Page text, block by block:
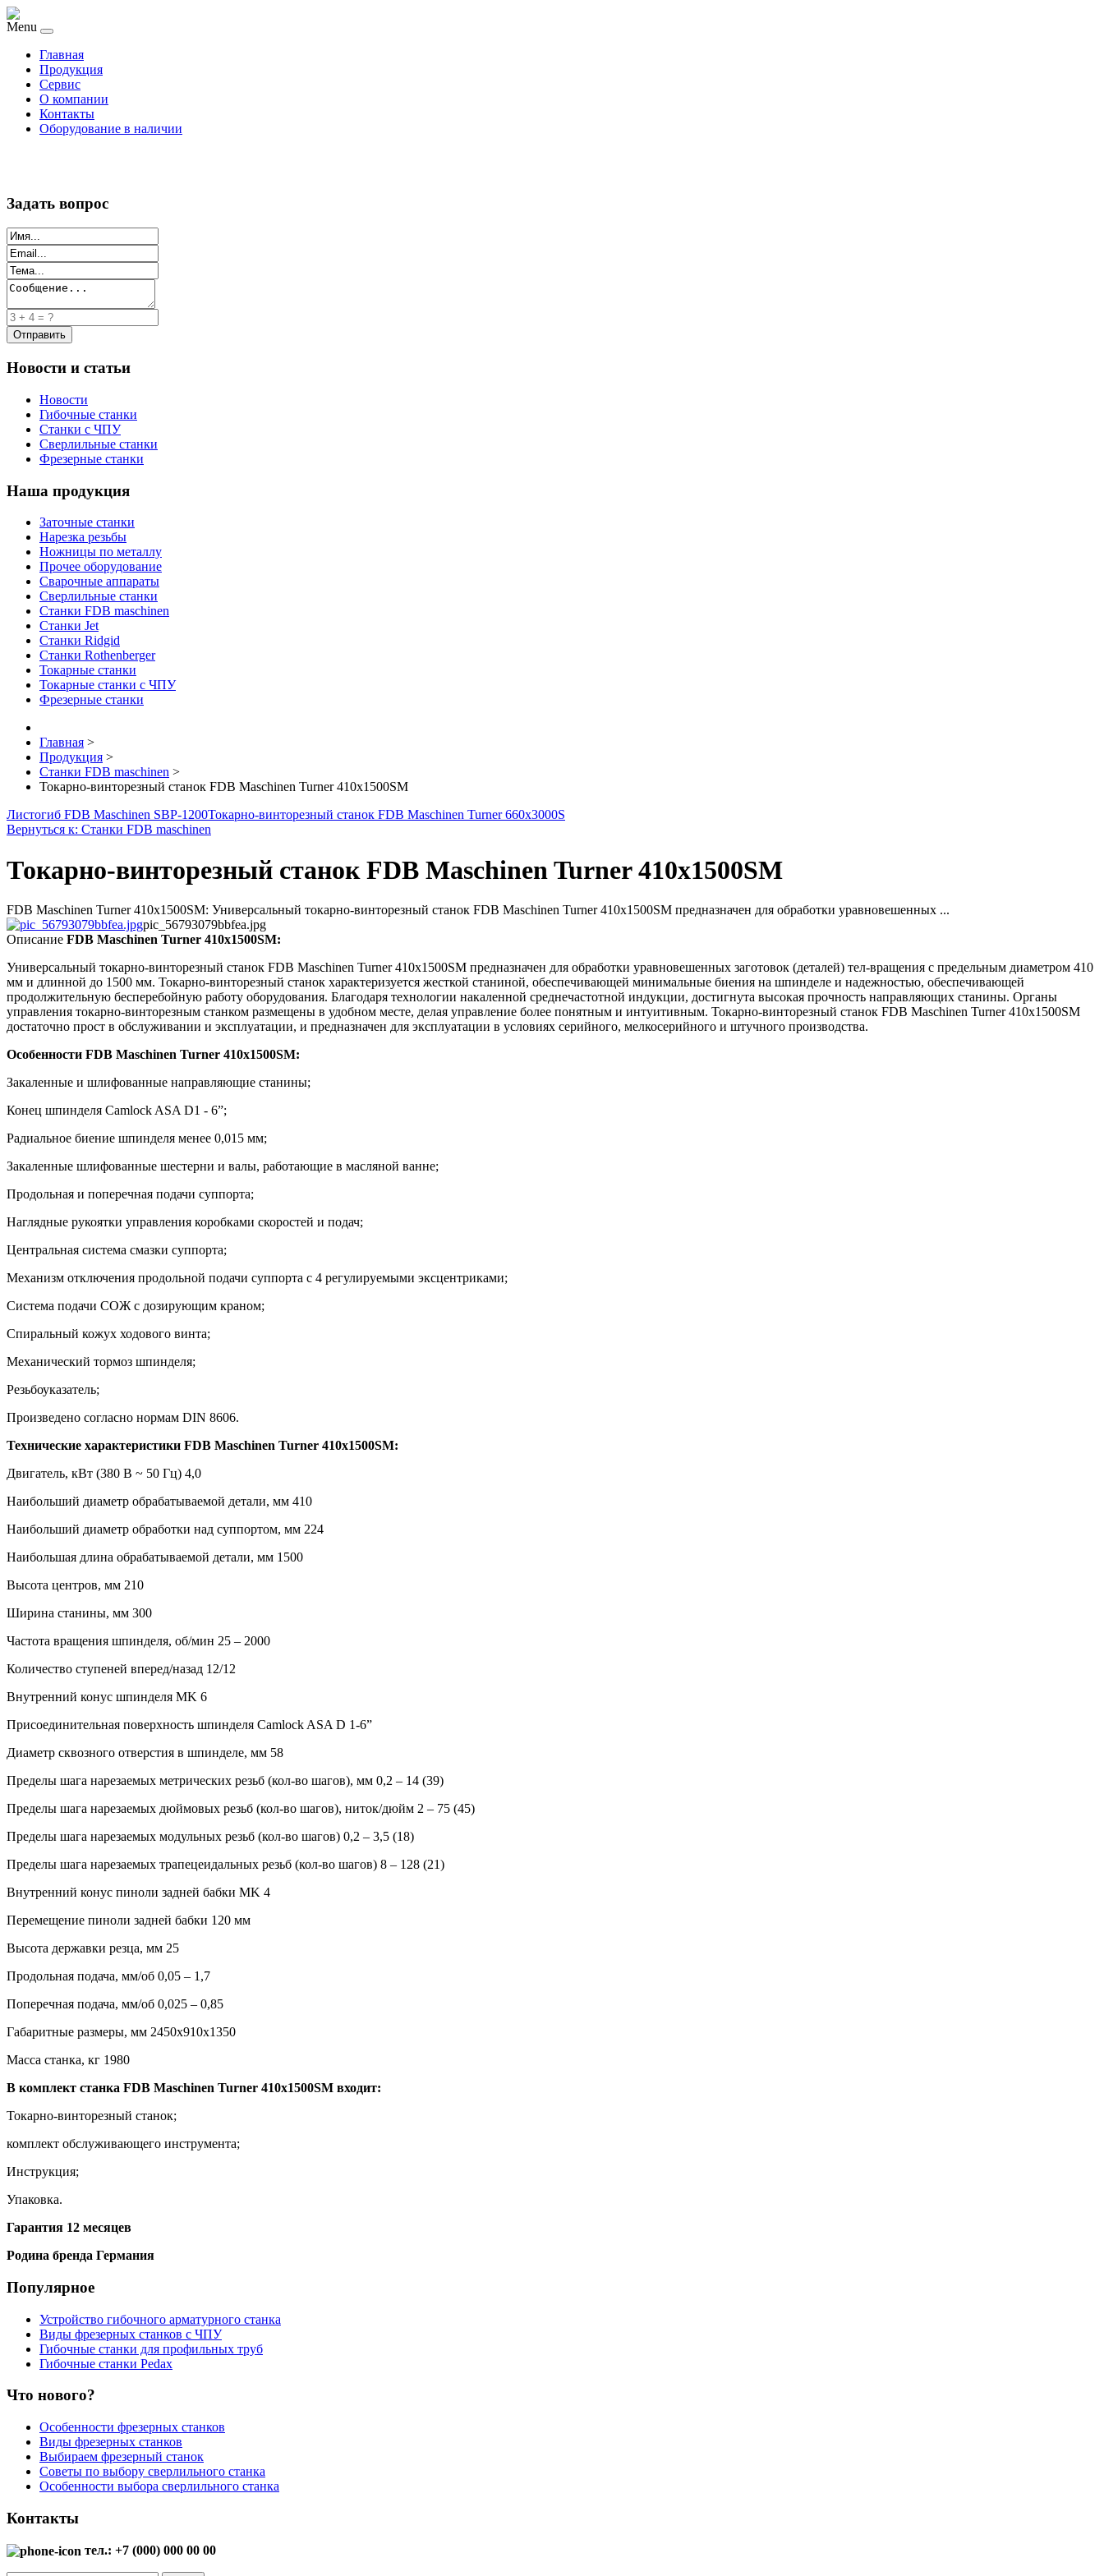
Menu
Главная
Продукция
Сервис
О компании
Контакты
Оборудование в наличии
Задать вопрос
Новости и статьи
Новости
Гибочные станки
Станки с ЧПУ
Сверлильные станки
Фрезерные станки
Наша продукция
Заточные станки
Нарезка резьбы
Ножницы по металлу
Прочее оборудование
Сварочные аппараты
Сверлильные станки
Станки FDB maschinen
Станки Jet
Станки Ridgid
Станки Rothenberger
Токарные станки
Токарные станки с ЧПУ
Фрезерные станки
Главная >
Продукция >
Станки FDB maschinen >
Токарно-винторезный станок FDB Maschinen Turner 410x1500SM
Листогиб FDB Maschinen SBP-1200Токарно-винторезный станок FDB Maschinen Turner 660x3000S
Вернуться к: Станки FDB maschinen
Токарно-винторезный станок FDB Maschinen Turner 410x1500SM
FDB Maschinen Turner 410x1500SM: Универсальный токарно-винторезный станок FDB Maschinen Turner 410x1500SM предназначен для обработки уравновешенных ...
pic_56793079bbfea.jpg
Описание FDB Maschinen Turner 410x1500SM:
Универсальный токарно-винторезный станок FDB Maschinen Turner 410x1500SM предназначен для обработки уравновешенных заготовок (деталей) тел-вращения с предельным диаметром 410
мм и длинной до 1500 мм. Токарно-винторезный станок характеризуется жесткой станиной, обеспечивающей минимальные биения на шпинделе и надежностью, обеспечивающей
продолжительную бесперебойную работу оборудования. Благодаря технологии накаленной среднечастотной индукции, достигнута высокая прочность направляющих станины. Органы
управления токарно-винторезным станком размещены в удобном месте, делая управление более понятным и интуитивным. Токарно-винторезный станок FDB Maschinen Turner 410x1500SM
достаточно прост в обслуживании и эксплуатации, и предназначен для эксплуатации в условиях серийного, мелкосерийного и штучного производства.
Особенности FDB Maschinen Turner 410x1500SM:
Закаленные и шлифованные направляющие станины;
Конец шпинделя Camlock ASA D1 - 6”;
Радиальное биение шпинделя менее 0,015 мм;
Закаленные шлифованные шестерни и валы, работающие в масляной ванне;
Продольная и поперечная подачи суппорта;
Наглядные рукоятки управления коробками скоростей и подач;
Центральная система смазки суппорта;
Механизм отключения продольной подачи суппорта с 4 регулируемыми эксцентриками;
Система подачи СОЖ с дозирующим краном;
Спиральный кожух ходового винта;
Механический тормоз шпинделя;
Резьбоуказатель;
Произведено согласно нормам DIN 8606.
Технические характеристики FDB Maschinen Turner 410x1500SM:
Двигатель, кВт (380 В ~ 50 Гц) 4,0
Наибольший диаметр обрабатываемой детали, мм 410
Наибольший диаметр обработки над суппортом, мм 224
Наибольшая длина обрабатываемой детали, мм 1500
Высота центров, мм 210
Ширина станины, мм 300
Частота вращения шпинделя, об/мин 25 – 2000
Количество ступеней вперед/назад 12/12
Внутренний конус шпинделя МK 6
Присоединительная поверхность шпинделя Camlock ASA D 1-6”
Диаметр сквозного отверстия в шпинделе, мм 58
Пределы шага нарезаемых метрических резьб (кол-во шагов), мм 0,2 – 14 (39)
Пределы шага нарезаемых дюймовых резьб (кол-во шагов), ниток/дюйм 2 – 75 (45)
Пределы шага нарезаемых модульных резьб (кол-во шагов) 0,2 – 3,5 (18)
Пределы шага нарезаемых трапецеидальных резьб (кол-во шагов) 8 – 128 (21)
Внутренний конус пиноли задней бабки МK 4
Перемещение пиноли задней бабки 120 мм
Высота державки резца, мм 25
Продольная подача, мм/об 0,05 – 1,7
Поперечная подача, мм/об 0,025 – 0,85
Габаритные размеры, мм 2450х910х1350
Масса станка, кг 1980
В комплект станка FDB Maschinen Turner 410x1500SM входит:
Токарно-винторезный станок;
комплект обслуживающего инструмента;
Инструкция;
Упаковка.
Гарантия 12 месяцев
Родина бренда Германия
Популярное
Устройство гибочного арматурного станка
Виды фрезерных станков с ЧПУ
Гибочные станки для профильных труб
Гибочные станки Pedax
Что нового?
Особенности фрезерных станков
Виды фрезерных станков
Выбираем фрезерный станок
Советы по выбору сверлильного станка
Особенности выбора сверлильного станка
Контакты
тел.: +7 (000) 000 00 00